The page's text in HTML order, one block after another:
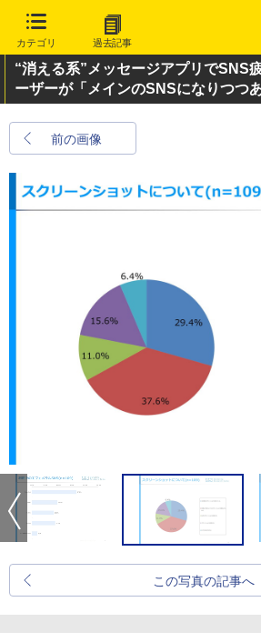
カテゴリ 過去記事
“消える系”メッセージアプリで
ーザーが「メインのSNSになりつつ
前の画像
この写真の記事へ